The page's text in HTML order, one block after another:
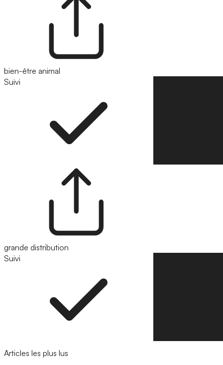
bien-être animal
Suivi
grande distribution
Suivi
Articles les plus lus